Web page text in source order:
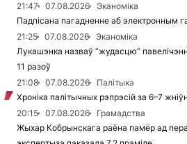
21:47
07.08.2026
Эканоміка
Падпісана пагадненне аб электронным
21:25
07.08.2026
Эканоміка
Лукашэнка назваў “жудасцю”
11 разоў
21:08
07.08.2026
Палітыка
Хроніка палітычных рэпрэсій за 6–7
20:15
07.08.2026
Грамадства
Жыхар Кобрынскага раёна памёр ад